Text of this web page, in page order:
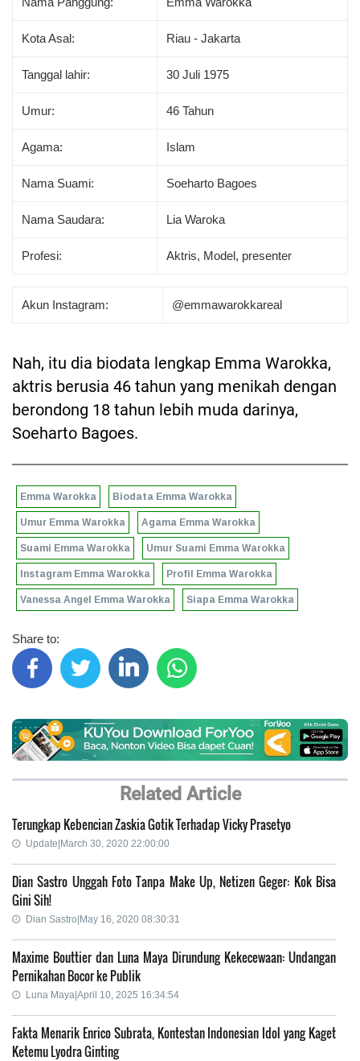
Kota Asal: Riau - Jakarta
Tanggal lahir: 30 Juli 1975
Umur: 46 Tahun
Agama: Islam
Nama Suami: Soeharto Bagoes
Nama Saudara: Lia Waroka
Profesi: Aktris, Model, presenter
Akun Instagram: @emmawarokkareal
Nah, itu dia biodata lengkap Emma Warokka,
aktris berusia 46 tahun yang menikah dengan
berondong 18 tahun lebih muda darinya,
Soeharto Bagoes.
Emma Warokka Biodata Emma Warokka
Umur Emma Warokka Agama Emma Warokka
Suami Emma Warokka Umur Suami Emma Warokka
Instagram Emma Warokka Profil Emma Warokka
Vanessa Angel Emma Warokka Siapa Emma Warokka
Share to:
Related Article
Terungkap Kebencian Zaskia Gotik Terhadap Vicky Prasetyo
Update|March 30, 2020 22:00:00
Dian Sastro Unggah Foto Tanpa Make Up, Netizen Geger: Kok Bisa
Gini Sih!
Dian Sastro|May 16, 2020 08:30:31
Maxime Bouttier dan Luna Maya Dirundung Kekecewaan: Undangan
Pernikahan Bocor ke Publik
Luna Maya|April 10, 2025 16:34:54
Fakta Menarik Enrico Subrata, Kontestan Indonesian Idol yang Kaget
Ketemu Lyodra Ginting